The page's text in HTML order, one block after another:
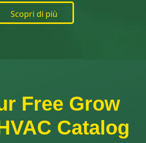
Scopri di più
Free Grow
Catalog